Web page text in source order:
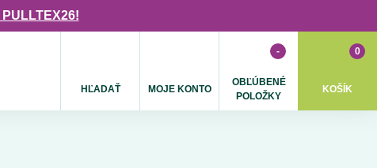
HĽADAŤ MOJE KONTO
OBĽÚBENÉ
POLOŽKY
-
KOŠÍK
0